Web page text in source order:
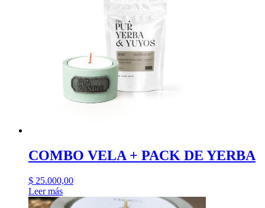
COMBO VELA + PACK DE YERBA
$ 25.000,00
Leer más